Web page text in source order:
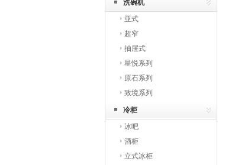
洗碗机
亚式
超窄
抽屉式
星悦系列
原石系列
致境系列
冷柜
冰吧
酒柜
立式冰柜